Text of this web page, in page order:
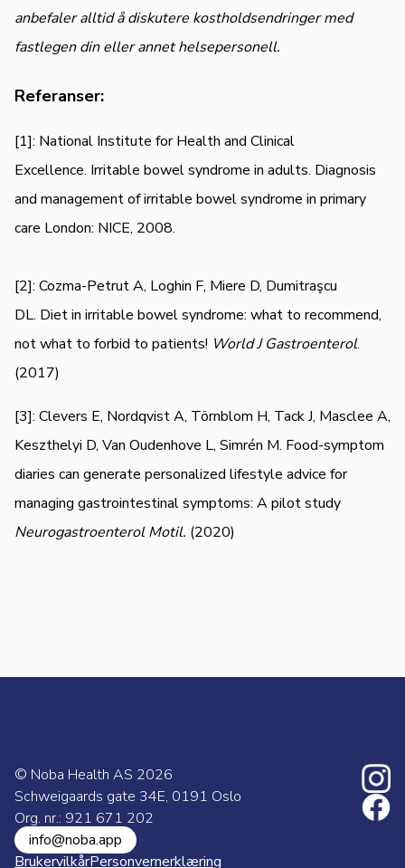
anbefaler alltid å diskutere kostholdsendringer med
fastlegen din eller annet helsepersonell.
Referanser:
[1]: National Institute for Health and Clinical
Excellence. Irritable bowel syndrome in adults. Diagnosis
and management of irritable bowel syndrome in primary
care London: NICE, 2008.
[2]: Cozma-Petrut A, Loghin F, Miere D, Dumitraşcu
DL. Diet in irritable bowel syndrome: what to recommend,
not what to forbid to patients! World J Gastroenterol.
(2017)
[3]: Clevers E, Nordqvist A, Törnblom H, Tack J, Masclee A,
Keszthelyi D, Van Oudenhove L, Simrén M. Food-symptom
diaries can generate personalized lifestyle advice for
managing gastrointestinal symptoms: A pilot study
Neurogastroenterol Motil. (2020)
© Noba Health AS 2026
Schweigaards gate 34E, 0191 Oslo
Org. nr.: 921 671 202
info@noba.app
BrukervilkårPersonvernerklæring